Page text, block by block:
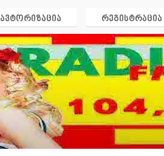
ავტორიზაცია რეგისტრაცია